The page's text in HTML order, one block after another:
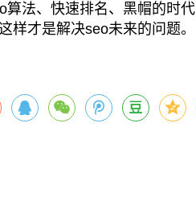
、快速排名、黑帽的时代
样才是解决seo未来的问题。